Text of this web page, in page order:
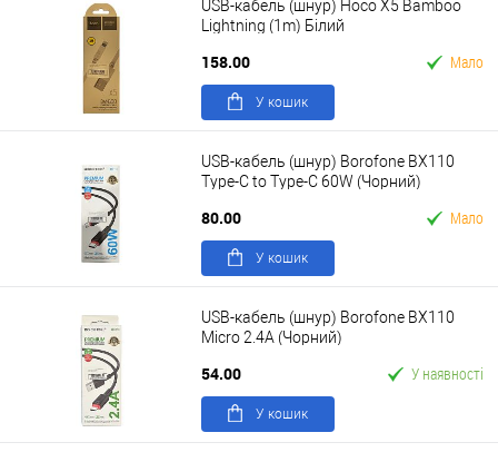
USB-кабель (шнур) Hoco X5 Bamboo
Lightning (1m) Білий
158.00 Мало
У кошик
USB-кабель (шнур) Borofone BX110
Type-C to Type-C 60W (Чорний)
80.00 Мало
У кошик
USB-кабель (шнур) Borofone BX110
Micro 2.4A (Чорний)
54.00 У наявності
У кошик